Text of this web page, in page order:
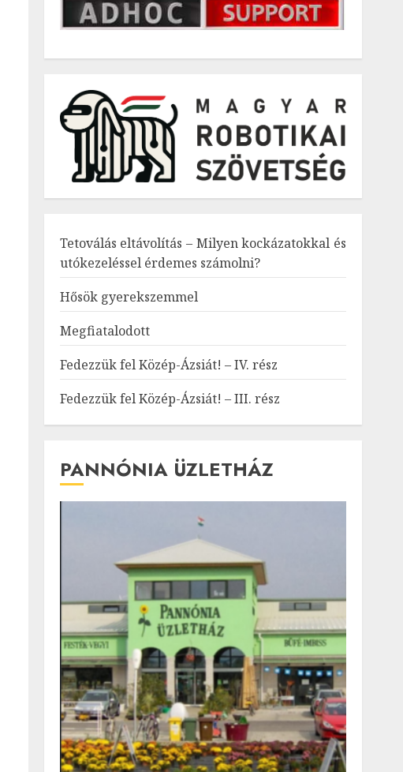
Tetoválás eltávolítás – Milyen kockázatokkal és
utókezeléssel érdemes számolni?
Hősök gyerekszemmel
Megfiatalodott
Fedezzük fel Közép-Ázsiát! – IV. rész
Fedezzük fel Közép-Ázsiát! – III. rész
PANNÓNIA ÜZLETHÁZ